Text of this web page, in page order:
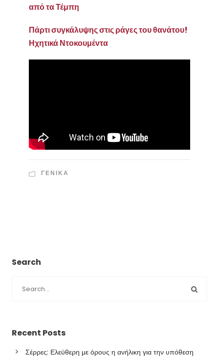
από τα Τέμπη
Πάρτι συγκάλυψης στις ράγες του θανάτου!
Ηχητικά Ντοκουμέντα
ΓΕΝΙΚΑ
Search
Recent Posts
Σέρρες: Ελεύθερη με όρους η ανήλικη για την υπόθεση